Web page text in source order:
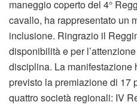
maneggio coperto del 4°
cavallo, ha rappresentato un
inclusione. Ringrazio il
disponibilità e per
disciplina. La manifestazione
previsto la premiazione di 17
quattro società regionali: IV